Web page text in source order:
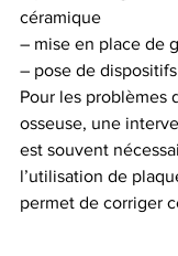
céramique
– mise en place de
– pose de
Pour les problèmes
osseuse, une
est souvent
l’utilisation de
permet de corriger